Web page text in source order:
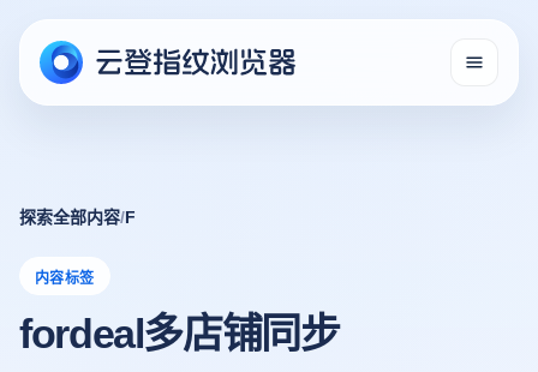
探索全部内容/F
内容标签
fordeal多店铺同步